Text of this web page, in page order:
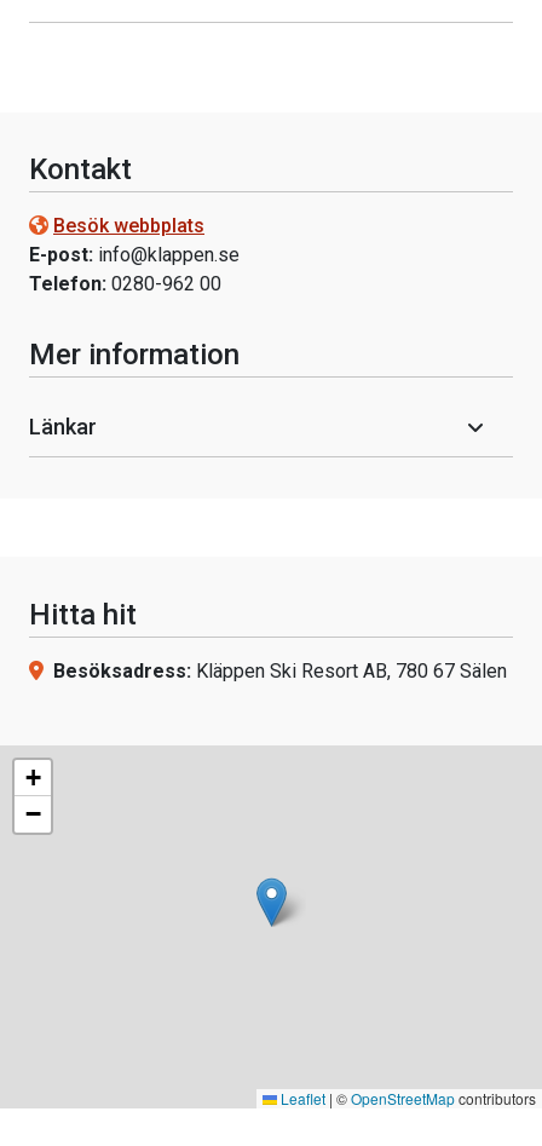
Kontakt
Besök webbplats
E-post: info@klappen.se
Telefon: 0280-962 00
Mer information
Länkar
Hitta hit
Besöksadress: Kläppen Ski Resort AB, 780 67 Sälen
+
−
Leaflet | ©OpenStreetMapcontributors